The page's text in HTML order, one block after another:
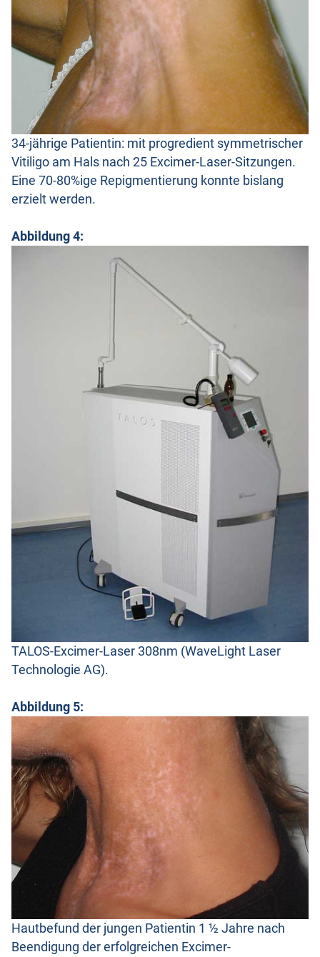
34-jährige Patientin: mit progredient symmetrischer
Vitiligo am Hals nach 25 Excimer-Laser-Sitzungen.
Eine 70-80%ige Repigmentierung konnte bislang
erzielt werden.
Abbildung 4:
TALOS-Excimer-Laser 308nm (WaveLight Laser
Technologie AG).
Abbildung 5:
Hautbefund der jungen Patientin 1 ½ Jahre nach
Beendigung der erfolgreichen Excimer-